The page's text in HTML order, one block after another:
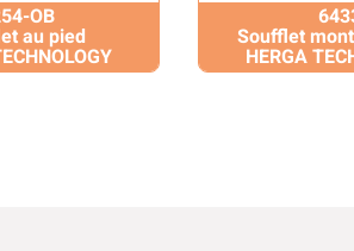
OB
au pied Soufflet
HERGA